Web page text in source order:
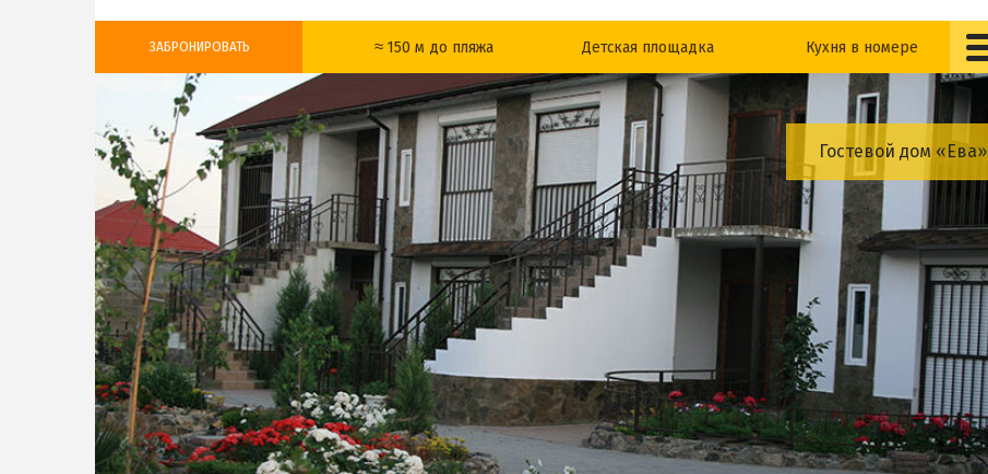
ЗАБРОНИРОВАТЬ ≈ 150 м до пляжа Детская площадка Кухня в номере
Wi-Fi Мангальная зона Парковка
ЗАБРОНИРОВАТЬ Гостевой дом «Ева»